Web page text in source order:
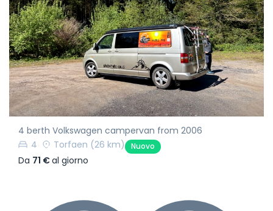
4 berth Volkswagen campervan from 2006
4
Torfaen (26 km) Nuovo
Da 71 €al giorno